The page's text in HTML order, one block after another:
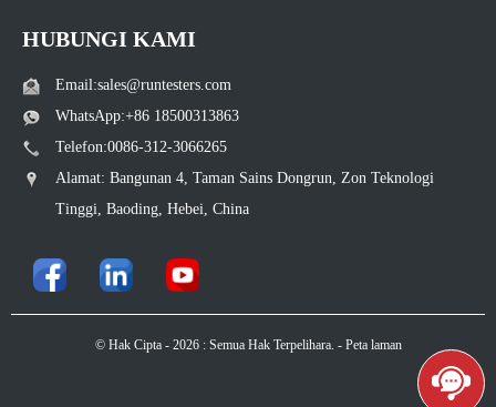
HUBUNGI KAMI
Email:sales@runtesters.com
WhatsApp:+86 18500313863
Telefon:0086-312-3066265
Alamat: Bangunan 4, Taman Sains Dongrun, Zon Teknologi
Tinggi, Baoding, Hebei, China
© Hak Cipta - 2026 : Semua Hak Terpelihara. - Peta laman